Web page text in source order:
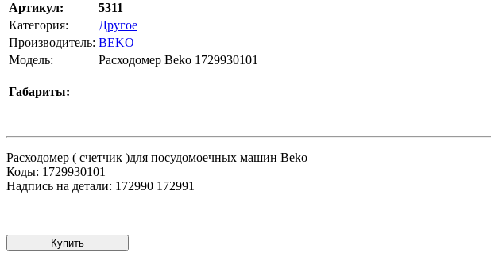
Артикул:
5311
Категория:
Другое
Производитель: BEKO
Модель:
Расходомер Beko 1729930101
Габариты:
Расходомер ( счетчик )для посудомоечных машин Beko
Коды: 1729930101
Надпись на детали: 172990 172991